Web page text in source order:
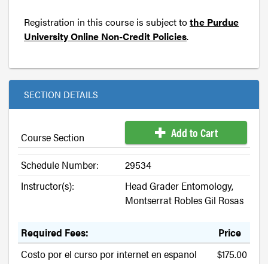
Registration in this course is subject tothe Purdue
University Online Non-Credit Policies.
SECTION DETAILS
Course Section Add to Cart
Schedule Number:
29534
Instructor(s):
Head Grader Entomology,
Montserrat Robles Gil Rosas
Required Fees:
Price
Costo por el curso por internet en espanol
$175.00